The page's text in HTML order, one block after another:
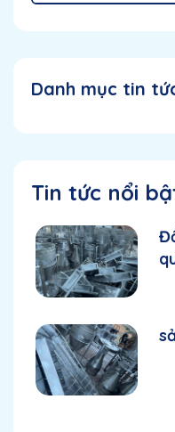
Danh mục tin
Tin tức nổi